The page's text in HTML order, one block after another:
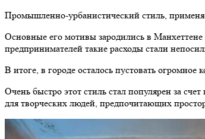
Промышленно-урбанистический стиль,
Основные его мотивы зародились в
предпринимателей такие расходы стали
В итоге, в городе осталось пустовать
Очень быстро этот стиль стал популярен за
для творческих людей, предпочитающих